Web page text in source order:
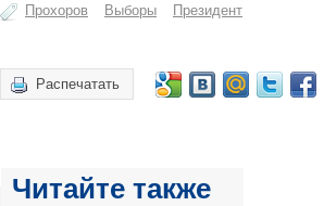
Прохоров Выборы Президент
Распечатать
Читайте также